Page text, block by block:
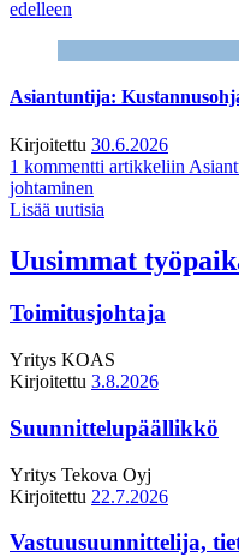
edelleen
Asiantuntija:
Kirjoitettu 30.6.2026
1 kommentti artikkeliin
johtaminen
Lisää uutisia
Uusimmat
Toimitusjohtaja
Yritys KOAS
Kirjoitettu 3.8.2026
Suunnittelupäällikkö
Yritys Tekova Oyj
Kirjoitettu 22.7.2026
Vastuusuunnittelija,